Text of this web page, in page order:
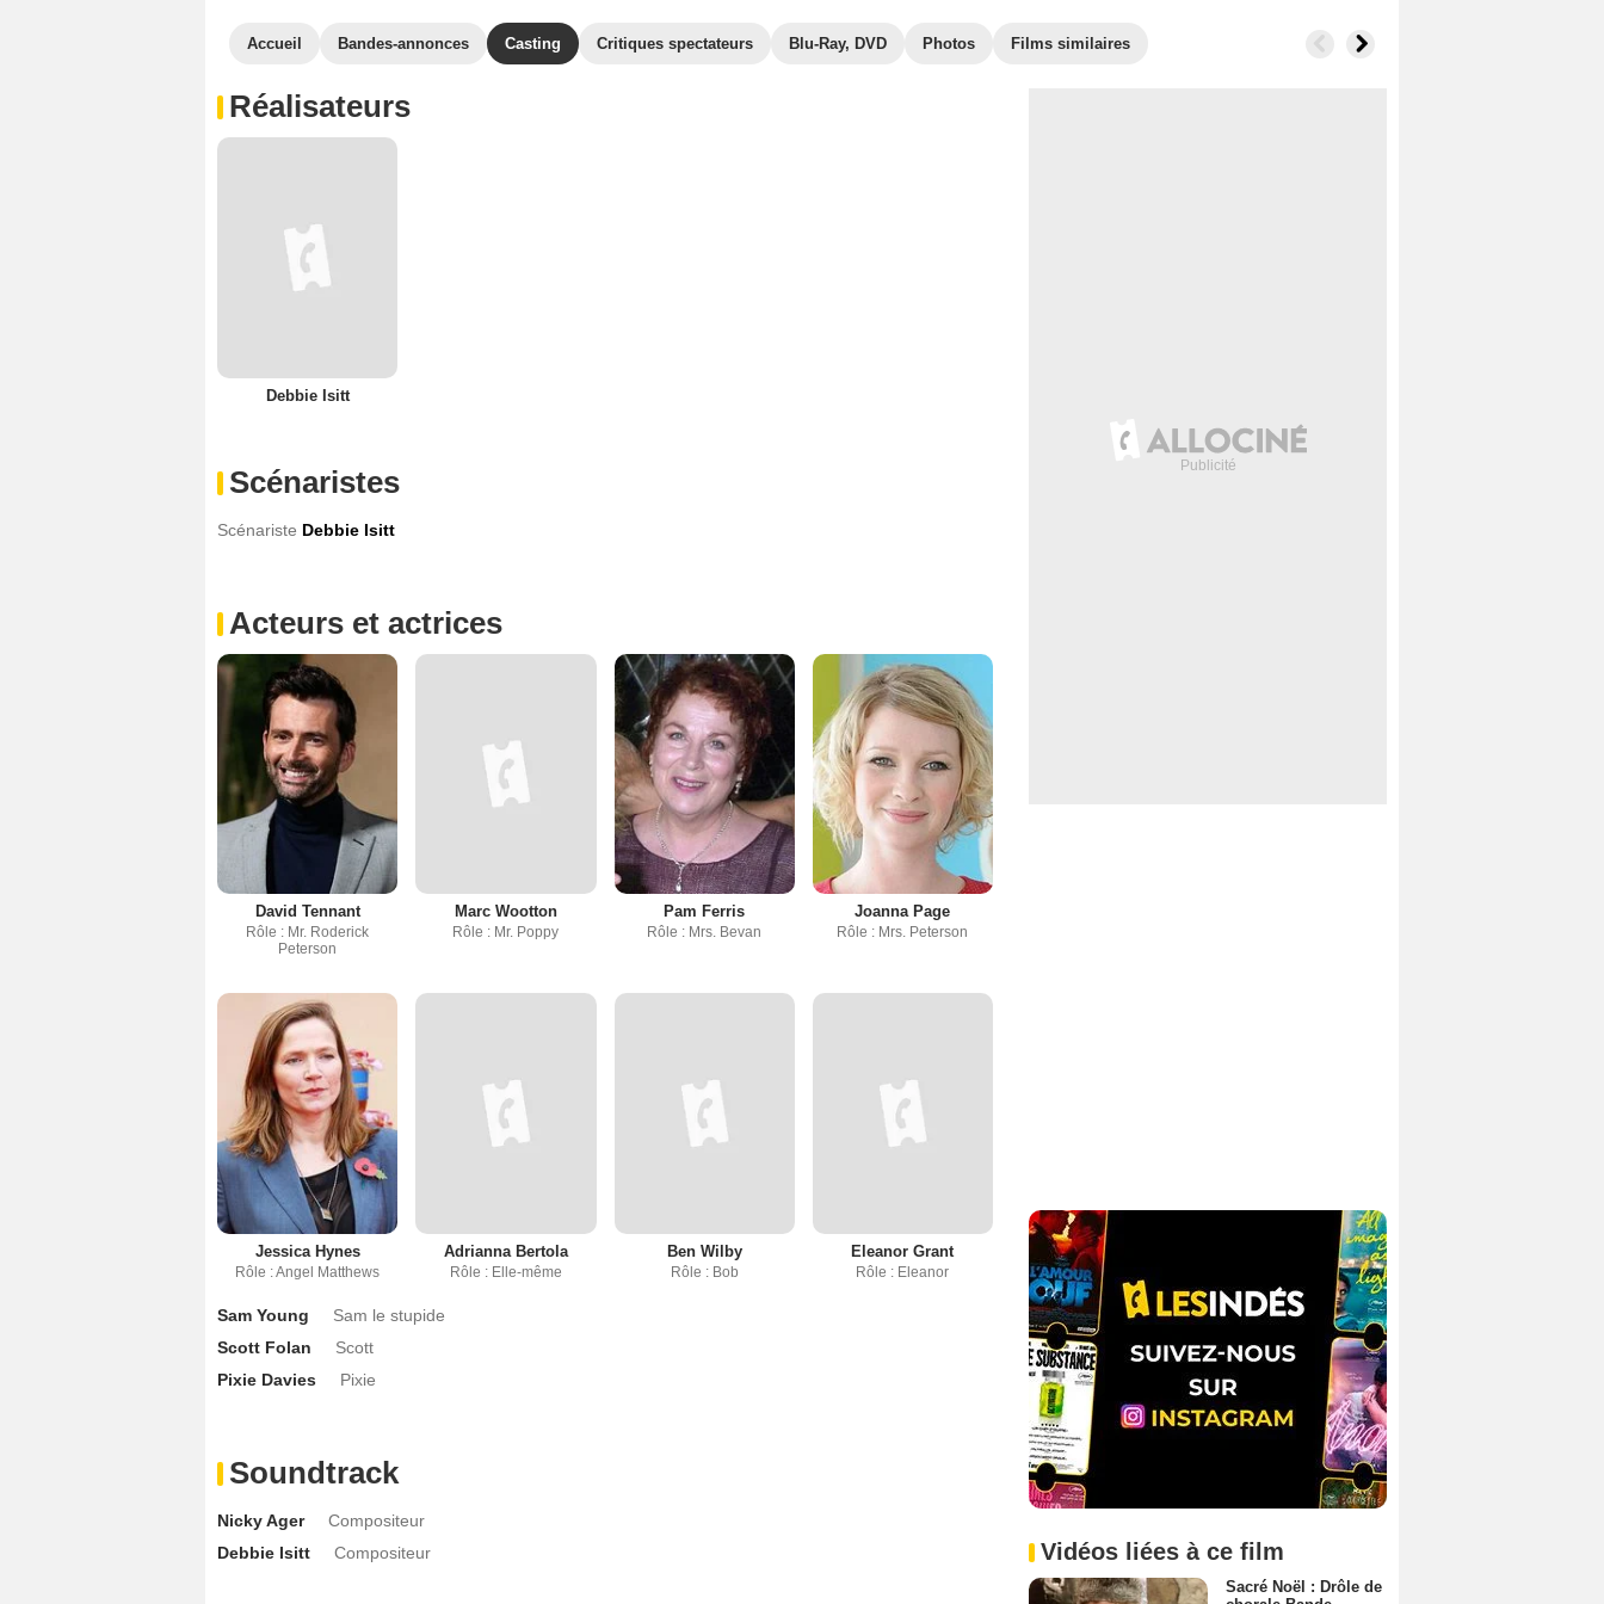
Accueil Bandes-annonces Casting Critiques spectateurs Blu-Ray, DVD Photos Films similaires
Réalisateurs
Debbie Isitt
Scénaristes
Scénariste Debbie Isitt
Acteurs et actrices
David Tennant
Rôle : Mr. Roderick
Peterson
Marc Wootton
Rôle : Mr. Poppy
Pam Ferris
Rôle : Mrs. Bevan
Joanna Page
Rôle : Mrs. Peterson
Jessica Hynes
Rôle : Angel Matthews
Adrianna Bertola
Rôle : Elle-même
Ben Wilby
Rôle : Bob
Eleanor Grant
Rôle : Eleanor
Sam Young
Sam le stupide
Scott Folan
Scott
Pixie Davies
Pixie
Soundtrack
Nicky Ager
Compositeur
Debbie Isitt
Compositeur Vidéos liées à ce film
Sacré Noël : Drôle de